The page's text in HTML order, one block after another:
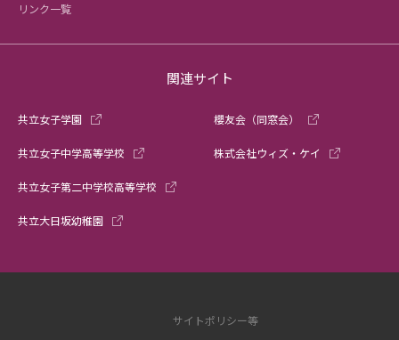
リンク一覧
関連サイト
共立女子学園
共立女子中学高等学校
共立女子第二中学校高等学校
共立大日坂幼稚園
櫻友会（同窓会）
株式会社ウィズ・ケイ
サイトポリシー等